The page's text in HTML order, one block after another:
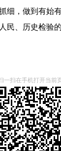
，做到有
民、历史检验的
一扫在手机打开当前